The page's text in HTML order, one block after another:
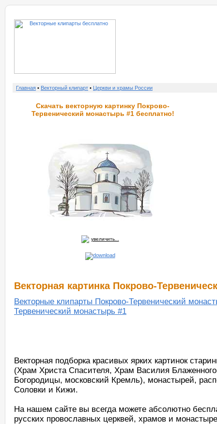
Главная • Векторный клипарт • Церкви и храмы России
Скачать векторную картинку Покрово-
Тервенический монастырь #1 бесплатно!
увеличить...
Векторная картинка Покрово-
Векторные клипарты Покрово-Тервенический
Тервенический монастырь #1
Векторная подборка красивых ярких картинок
(Храм Христа Спасителя, Храм Василия
Богородицы, московский Кремль), монастырей,
Соловки и Кижи.
На нашем сайте вы всегда можете абсолютно
русских провославных церквей, храмов и